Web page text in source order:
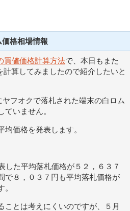
格相場情報
買値価格計算方法で、本日もまた
算してみましたので紹介したいと
フオクで落札された端末の白ロム
いません。
価格を発表します。
した平均落札価格が５２，６３７
で８，０３７円も平均落札価格が
ことは考えにくいのですが、５月